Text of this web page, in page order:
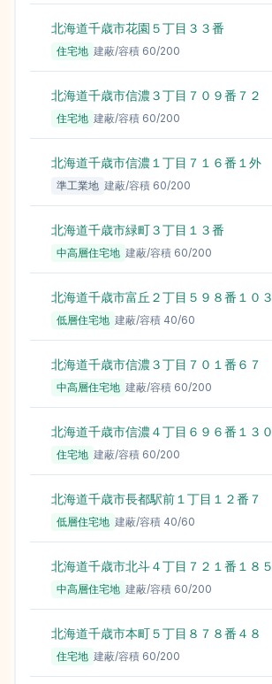
北海道千歳市花園５丁目３３番
住宅地 建蔽/容積 60/200
北海道千歳市信濃３丁目７０９番７２
住宅地 建蔽/容積 60/200
北海道千歳市信濃１丁目７１６番１外
準工業地 建蔽/容積 60/200
北海道千歳市緑町３丁目１３番
中高層住宅地 建蔽/容積 60/200
北海道千歳市富丘２丁目５９８番１０３
低層住宅地 建蔽/容積 40/60
北海道千歳市信濃３丁目７０１番６７
中高層住宅地 建蔽/容積 60/200
北海道千歳市信濃４丁目６９６番１３０
住宅地 建蔽/容積 60/200
北海道千歳市長都駅前１丁目１２番７
低層住宅地 建蔽/容積 40/60
北海道千歳市北斗４丁目７２１番１８５
中高層住宅地 建蔽/容積 60/200
北海道千歳市本町５丁目８７８番４８
住宅地 建蔽/容積 60/200